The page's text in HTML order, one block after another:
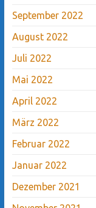
September 2022
August 2022
Juli 2022
Mai 2022
April 2022
März 2022
Februar 2022
Januar 2022
Dezember 2021